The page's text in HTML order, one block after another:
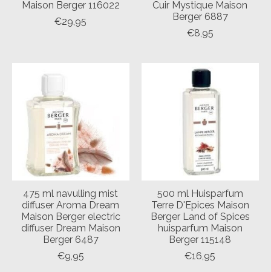
Maison Berger 116022
€29,95
Cuir Mystique Maison
Berger 6887
€8,95
475 ml navulling mist
diffuser Aroma Dream
Maison Berger electric
diffuser Dream Maison
Berger 6487
€9,95
500 ml Huisparfum
Terre D'Epices Maison
Berger Land of Spices
huisparfum Maison
Berger 115148
€16,95